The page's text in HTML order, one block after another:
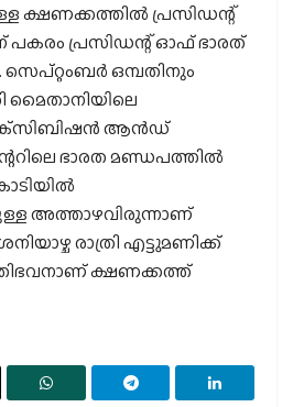
ക്ഷണക്കത്തിൽ പ്രസിഡന്റ്
പകരം പ്രസിഡന്റ് ഓഫ് ഭാരത്
സെപ്റ്റംബർ ഒമ്പതിനും
മൈതാനിയിലെ
ആൻഡ്
ഭാരത മണ്ഡപത്തിൽ
അത്താഴവിരുന്നാണ്
രാത്രി എട്ടുമണിക്ക്
ക്ഷണക്കത്ത്